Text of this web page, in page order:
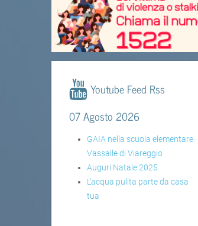
Youtube Feed Rss
07 Agosto 2026
GAIA nella scuola elementare
Vassalle di Viareggio
Auguri Natale 2025
L'acqua pulita parte da casa
tua